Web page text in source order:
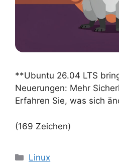
**Ubuntu 26.04 LTS
Neuerungen: Mehr
Erfahren Sie, was sich
(169 Zeichen)
Kategorien
Linux